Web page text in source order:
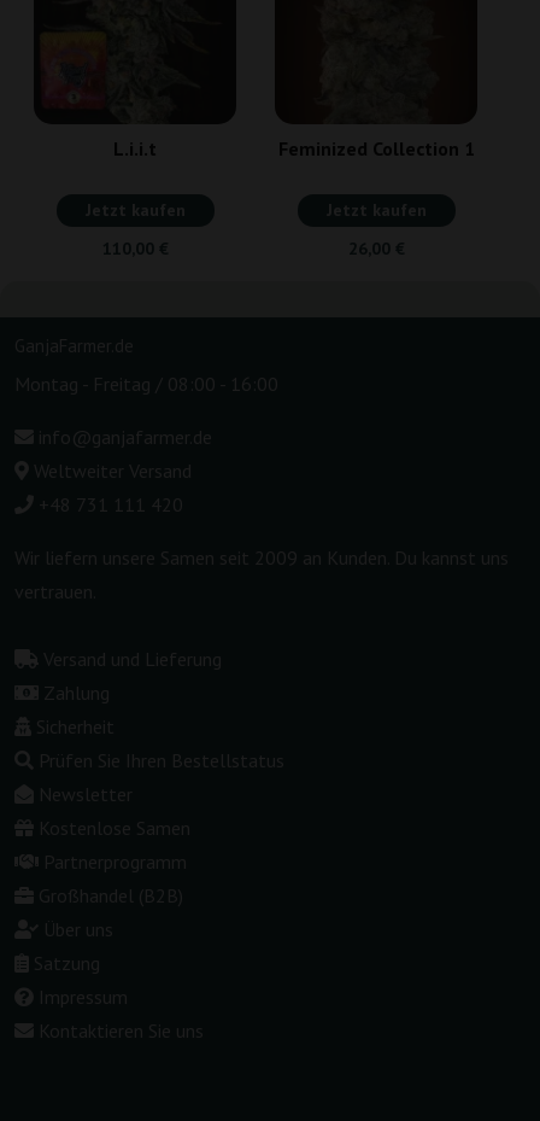
L.i.i.t
Jetzt kaufen
110,00 €
Feminized Collection 1
Jetzt kaufen
26,00 €
GanjaFarmer.de
Montag - Freitag / 08:00 - 16:00
info@ganjafarmer.de
Weltweiter Versand
+48 731 111 420
Wir liefern unsere Samen seit 2009 an Kunden. Du kannst uns
vertrauen.
Versand und Lieferung
Zahlung
Sicherheit
Prüfen Sie Ihren Bestellstatus
Newsletter
Kostenlose Samen
Partnerprogramm
Großhandel (B2B)
Über uns
Satzung
Impressum
Kontaktieren Sie uns